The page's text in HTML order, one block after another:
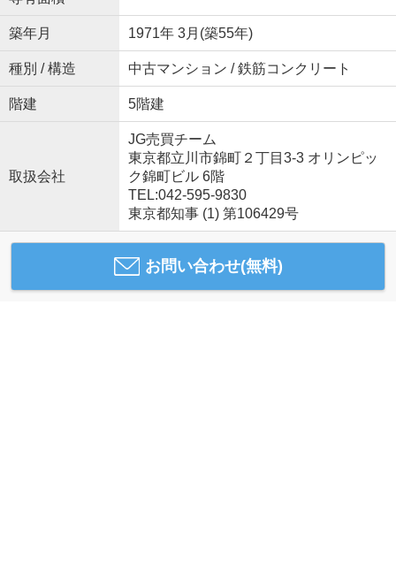
築年月 1971年 3月(築55年)
種別 / 構造 中古マンション / 鉄筋コンクリート
階建 5階建
取扱会社
JG売買チーム
東京都立川市錦町２丁目3-3 オリンピッ
ク錦町ビル 6階
TEL:042-595-9830
東京都知事 (1) 第106429号
お問い合わせ(無料)